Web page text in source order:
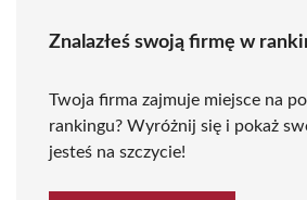
Znalazłeś swoją firmę w
Twoja firma zajmuje miejsce na
rankingu? Wyróżnij się i pokaż
jesteś na szczycie!